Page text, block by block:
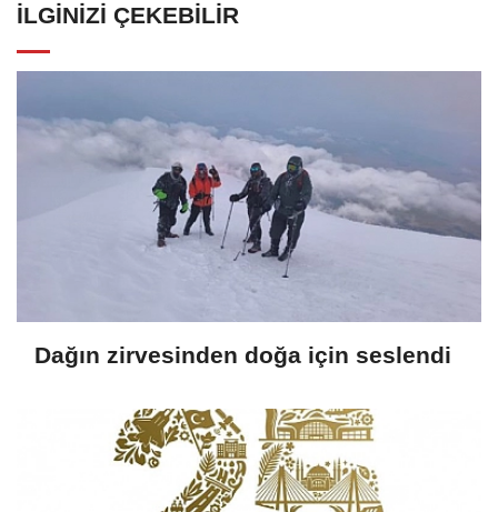
İLGINIZI ÇEKEBILIR
Dağın zirvesinden doğa için seslendi